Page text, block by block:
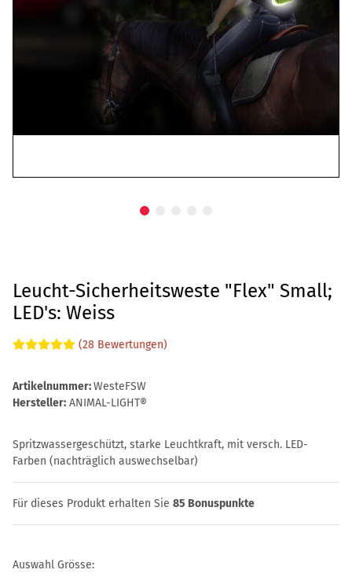
Leucht-Sicherheitsweste "Flex" Small;
LED's: Weiss
(28 Bewertungen)
Artikelnummer:WesteFSW
Hersteller: ANIMAL-LIGHT®
Spritzwassergeschützt, starke Leuchtkraft, mit versch. LED-
Farben (nachträglich auswechselbar)
Für dieses Produkt erhalten Sie 85 Bonuspunkte
Auswahl Grösse: